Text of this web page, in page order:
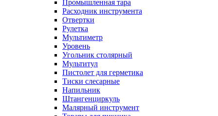
Промышленная тара
Расходник инструмента
Отвертки
Рулетка
Мультиметр
Уровень
Угольник столярный
Мультитул
Пистолет для герметика
Тиски слесарные
Напильник
Штангенциркуль
Малярный инструмент